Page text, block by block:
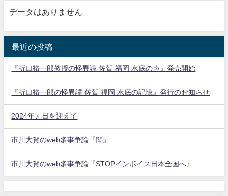
データはありません
最近の投稿
『折口裕一郎教授の怪異譚 佐賀 福岡 水底の声』発売開始
『折口裕一郎の怪異譚 佐賀 福岡 水底の記憶』発行のお知らせ
2024年元日を迎えて
市川大賀のweb多事争論『闇』
市川大賀のweb多事争論『STOPインボイス日本全国へ』